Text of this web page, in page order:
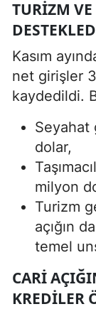
TURIZM
Kasım
net girişler
kaydedildi.
Seyahat
dolar,
milyon
Turizm
açığın
temel
CARI
KREDILER